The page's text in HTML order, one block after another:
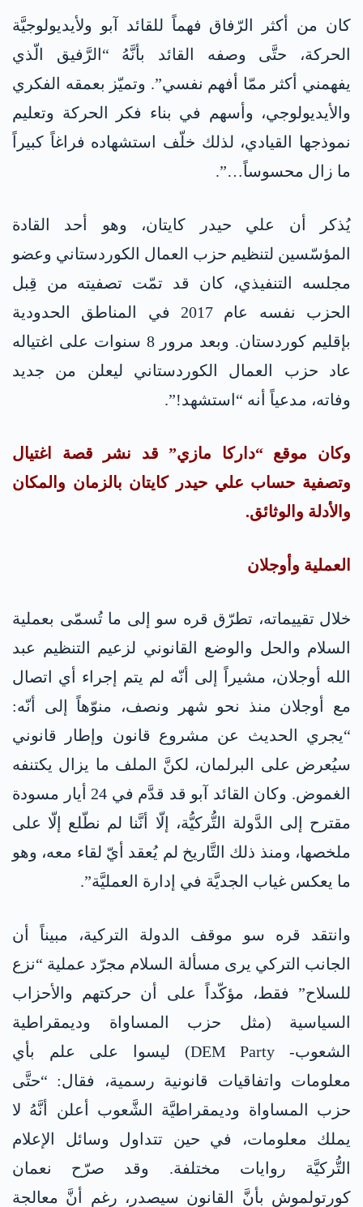
كان من أكثر الرّفاق فهماً للقائد آبو ولأيديولوجيَّة
الحركة، حتَّى وصفه القائد بأنَّهُ “الرَّفيق الّذي
يفهمني أكثر ممّا أفهم نفسي”. وتميّز بعمقه الفكري
والأيديولوجي، وأسهم في بناء فكر الحركة وتعليم
نموذجها القيادي، لذلك خلّف استشهاده فراغاً كبيراً
ما زال محسوساً…”.
يُذكر أن علي حيدر كايتان، وهو أحد القادة
المؤسّسين لتنظيم حزب العمال الكوردستاني وعضو
مجلسه التنفيذي، كان قد تمّت تصفيته من قِبل
الحزب نفسه عام 2017 في المناطق الحدودية
بإقليم كوردستان. وبعد مرور 8 سنوات على اغتياله
عاد حزب العمال الكوردستاني ليعلن من جديد
وفاته، مدعياً أنه “استشهد!”.
وكان موقع “داركا مازي” قد نشر قصة اغتيال
وتصفية حساب علي حيدر كايتان بالزمان والمكان
والأدلة والوثائق.
العملية وأوجلان
خلال تقييماته، تطرّق قره سو إلى ما تُسمّى بعملية
السلام والحل والوضع القانوني لزعيم التنظيم عبد
الله أوجلان، مشيراً إلى أنّه لم يتم إجراء أي اتصال
مع أوجلان منذ نحو شهر ونصف، منوّهاً إلى أنّه:
“يجري الحديث عن مشروع قانون وإطار قانوني
سيُعرض على البرلمان، لكنَّ الملف ما يزال يكتنفه
الغموض. وكان القائد آبو قد قدَّم في 24 أيار مسودة
مقترح إلى الدَّولة التُّركيُّة، إلّا أنَّنا لم نطّلع إلّا على
ملخصها، ومنذ ذلك التَّاريخ لم يُعقد أيّ لقاء معه، وهو
ما يعكس غياب الجديَّة في إدارة العمليَّة”.
وانتقد قره سو موقف الدولة التركية، مبيناً أن
الجانب التركي يرى مسألة السلام مجرّد عملية “نزع
للسلاح” فقط، مؤكّداً على أن حركتهم والأحزاب
السياسية (مثل حزب المساواة وديمقراطية
الشعوب- DEM Party) ليسوا على علم بأي
معلومات واتفاقيات قانونية رسمية، فقال: “حتَّى
حزب المساواة وديمقراطيَّة الشَّعوب أعلن أنَّهُ لا
يملك معلومات، في حين تتداول وسائل الإعلام
التُّركيَّة روايات مختلفة. وقد صرّح نعمان
كورتولموش بأنَّ القانون سيصدر، رغم أنَّ معالجة